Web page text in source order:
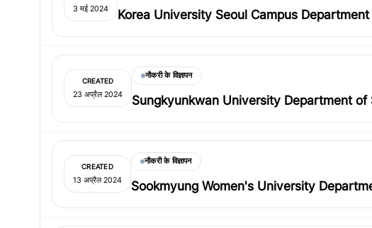
3 मई 2024 Korea University Seoul Campus Department
CREATED
23 अप्रैल 2024
नौकरी के विज्ञापन
Sungkyunkwan University Department of
CREATED
13 अप्रैल 2024
नौकरी के विज्ञापन
Sookmyung Women's University